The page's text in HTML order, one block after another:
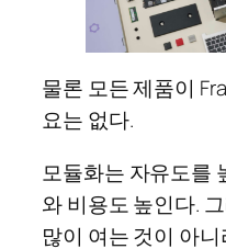
물론 모든 제품이
요는 없다.
모듈화는 자유도를
와 비용도 높인다.
많이 여는 것이 아